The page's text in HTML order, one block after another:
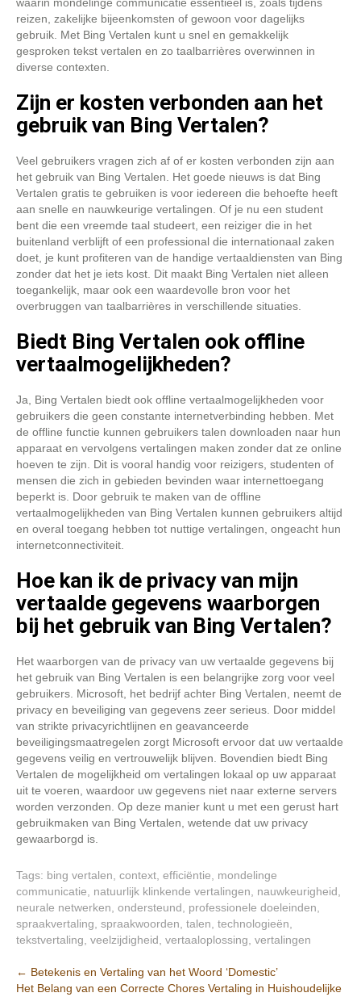
reizen, zakelijke bijeenkomsten of gewoon voor dagelijks
gebruik. Met Bing Vertalen kunt u snel en gemakkelijk
gesproken tekst vertalen en zo taalbarrières overwinnen in
diverse contexten.
Zijn er kosten verbonden aan het
gebruik van Bing Vertalen?
Veel gebruikers vragen zich af of er kosten verbonden zijn aan
het gebruik van Bing Vertalen. Het goede nieuws is dat Bing
Vertalen gratis te gebruiken is voor iedereen die behoefte heeft
aan snelle en nauwkeurige vertalingen. Of je nu een student
bent die een vreemde taal studeert, een reiziger die in het
buitenland verblijft of een professional die internationaal zaken
doet, je kunt profiteren van de handige vertaaldiensten van Bing
zonder dat het je iets kost. Dit maakt Bing Vertalen niet alleen
toegankelijk, maar ook een waardevolle bron voor het
overbruggen van taalbarrières in verschillende situaties.
Biedt Bing Vertalen ook offline
vertaalmogelijkheden?
Ja, Bing Vertalen biedt ook offline vertaalmogelijkheden voor
gebruikers die geen constante internetverbinding hebben. Met
de offline functie kunnen gebruikers talen downloaden naar hun
apparaat en vervolgens vertalingen maken zonder dat ze online
hoeven te zijn. Dit is vooral handig voor reizigers, studenten of
mensen die zich in gebieden bevinden waar internettoegang
beperkt is. Door gebruik te maken van de offline
vertaalmogelijkheden van Bing Vertalen kunnen gebruikers altijd
en overal toegang hebben tot nuttige vertalingen, ongeacht hun
internetconnectiviteit.
Hoe kan ik de privacy van mijn
vertaalde gegevens waarborgen
bij het gebruik van Bing Vertalen?
Het waarborgen van de privacy van uw vertaalde gegevens bij
het gebruik van Bing Vertalen is een belangrijke zorg voor veel
gebruikers. Microsoft, het bedrijf achter Bing Vertalen, neemt de
privacy en beveiliging van gegevens zeer serieus. Door middel
van strikte privacyrichtlijnen en geavanceerde
beveiligingsmaatregelen zorgt Microsoft ervoor dat uw vertaalde
gegevens veilig en vertrouwelijk blijven. Bovendien biedt Bing
Vertalen de mogelijkheid om vertalingen lokaal op uw apparaat
uit te voeren, waardoor uw gegevens niet naar externe servers
worden verzonden. Op deze manier kunt u met een gerust hart
gebruikmaken van Bing Vertalen, wetende dat uw privacy
gewaarborgd is.
Tags: bing vertalen context efficiëntie
mondelinge
communicatie
natuurlijk klinkende vertalingen nauwkeurigheid
neurale netwerken ondersteund professionele doeleinden
spraakvertaling spraakwoorden talen technologieën
tekstvertaling veelzijdigheid vertaaloplossing vertalingen
Berichtnavigatie
← Betekenis en Vertaling van het Woord ‘Domestic’
Het Belang van een Correcte Chores Vertaling in Huishoudelijke